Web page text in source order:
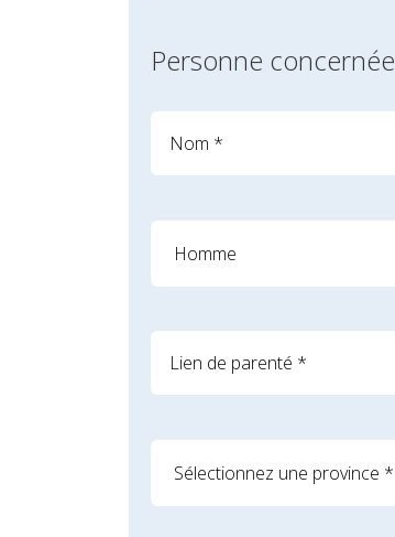
Personne concernée